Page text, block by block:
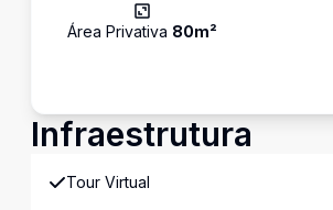
Área Privativa 80m²
Infraestrutura
Tour Virtual